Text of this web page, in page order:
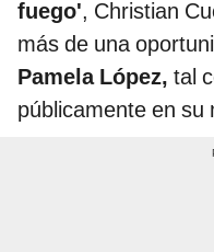
fuego', Christian
más de una
Pamela López, tal
públicamente en su